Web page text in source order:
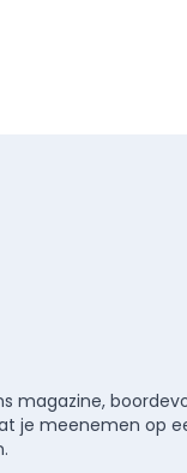
magazine,
je meenemen op